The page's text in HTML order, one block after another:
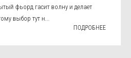
фьорд гасит волну и делает
выбор тут н...
ПОДРОБНЕЕ